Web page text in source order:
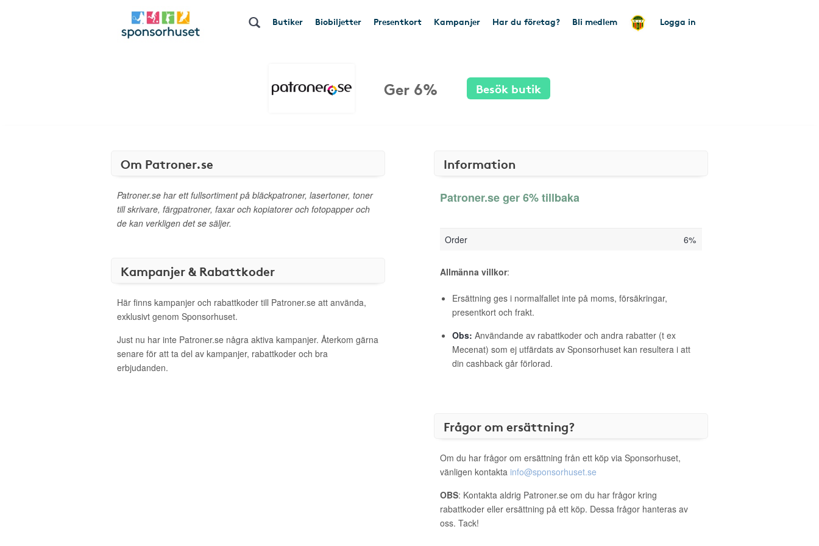
Butiker Biobiljetter Presentkort Kampanjer Har du företag? Bli medlem Logga in
Ger 6% Besök butik
Om Patroner.se
Patroner.se har ett fullsortiment på bläckpatroner, lasertoner, toner
till skrivare, färgpatroner, faxar och kopiatorer och fotopapper och
de kan verkligen det se säljer.
Kampanjer & Rabattkoder
Här finns kampanjer och rabattkoder till Patroner.se att använda,
exklusivt genom Sponsorhuset.
Just nu har inte Patroner.se några aktiva kampanjer. Återkom gärna
senare för att ta del av kampanjer, rabattkoder och bra
erbjudanden.
Information
Patroner.se ger 6% tillbaka
Order 6%
Allmänna villkor:
Ersättning ges i normalfallet inte på moms, försäkringar,
presentkort och frakt.
Obs: Användande av rabattkoder och andra rabatter (t ex
Mecenat) som ej utfärdats av Sponsorhuset kan resultera i att
din cashback går förlorad.
Frågor om ersättning?
Om du har frågor om ersättning från ett köp via Sponsorhuset,
vänligen kontakta info@sponsorhuset.se
OBS: Kontakta aldrig Patroner.se om du har frågor kring
rabattkoder eller ersättning på ett köp. Dessa frågor hanteras av
oss. Tack!